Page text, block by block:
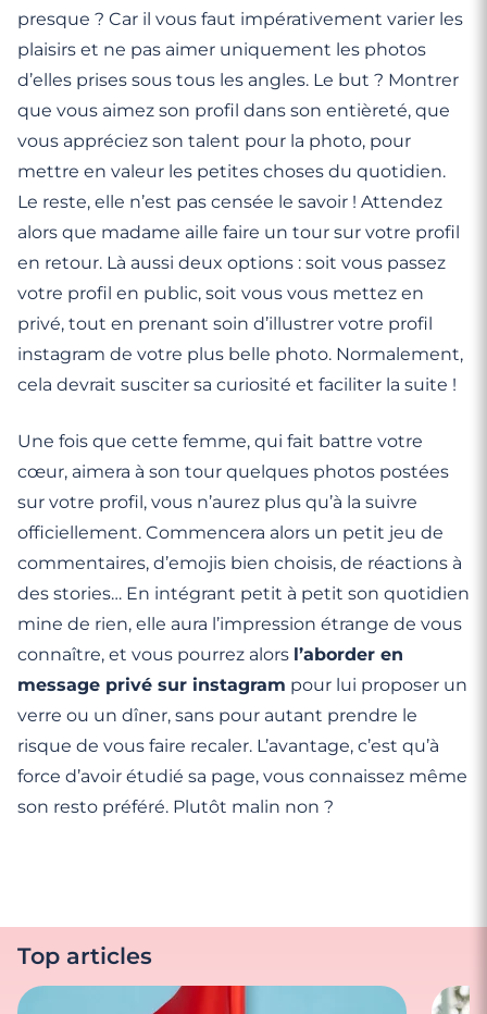
presque ? Car il vous faut impérativement varier les
plaisirs et ne pas aimer uniquement les photos
d’elles prises sous tous les angles. Le but ? Montrer
que vous aimez son profil dans son entièreté, que
vous appréciez son talent pour la photo, pour
mettre en valeur les petites choses du quotidien.
Le reste, elle n’est pas censée le savoir ! Attendez
alors que madame aille faire un tour sur votre profil
en retour. Là aussi deux options : soit vous passez
votre profil en public, soit vous vous mettez en
privé, tout en prenant soin d’illustrer votre profil
instagram de votre plus belle photo. Normalement,
cela devrait susciter sa curiosité et faciliter la suite !
Une fois que cette femme, qui fait battre votre
cœur, aimera à son tour quelques photos postées
sur votre profil, vous n’aurez plus qu’à la suivre
officiellement. Commencera alors un petit jeu de
commentaires, d’emojis bien choisis, de réactions à
des stories… En intégrant petit à petit son quotidien
mine de rien, elle aura l’impression étrange de vous
connaître, et vous pourrez alors l’aborder en
message privé sur instagram pour lui proposer un
verre ou un dîner, sans pour autant prendre le
risque de vous faire recaler. L’avantage, c’est qu’à
force d’avoir étudié sa page, vous connaissez même
son resto préféré. Plutôt malin non ?
Top articles